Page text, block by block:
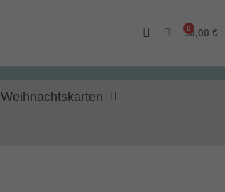
0,00 €
Weihnachtskarten